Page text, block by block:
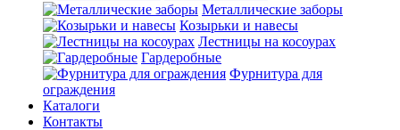
Металлические заборы
Козырьки и навесы
Лестницы на косоурах
Гардеробные
Фурнитура для
ограждения
Каталоги
Контакты